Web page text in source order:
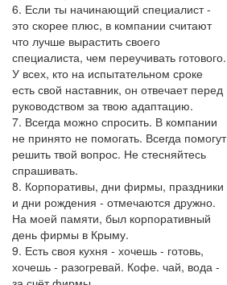
6. Если ты начинающий специалист -
это скорее плюс, в компании считают
что лучше вырастить своего
специалиста, чем переучивать готового.
У всех, кто на испытательном сроке
есть свой наставник, он отвечает перед
руководством за твою адаптацию.
7. Всегда можно спросить. В компании
не принято не помогать. Всегда помогут
решить твой вопрос. Не стесняйтесь
спрашивать.
8. Корпоративы, дни фирмы, праздники
и дни рождения - отмечаются дружно.
На моей памяти, был корпоративный
день фирмы в Крыму.
9. Есть своя кухня - хочешь - готовь,
хочешь - разогревай. Кофе. чай, вода -